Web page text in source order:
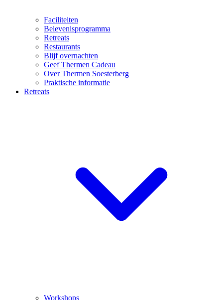
Faciliteiten
Belevenisprogramma
Retreats
Restaurants
Blijf overnachten
Geef Thermen Cadeau
Over Thermen Soesterberg
Praktische informatie
Retreats
Workshops